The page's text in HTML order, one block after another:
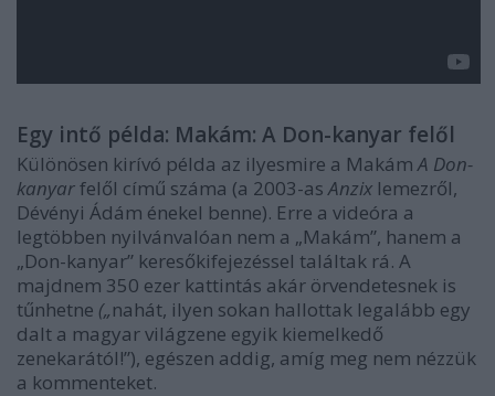
Egy intő példa: Makám: A Don-kanyar felől
Különösen kirívó példa az ilyesmire a MakámA Don-
kanyarfelől című száma (a 2003-asAnzix lemezről,
Dévényi Ádám énekel benne). Erre a videóra a
legtöbben nyilvánvalóan nem a „Makám”, hanem a
„Don-kanyar” keresőkifejezéssel találtak rá. A
majdnem 350 ezer kattintás akár örvendetesnek is
tűnhetne („nahát, ilyen sokan hallottak legalább egy
dalt a magyar világzene egyik kiemelkedő
zenekarától!”), egészen addig, amíg meg nem nézzük
a kommenteket.